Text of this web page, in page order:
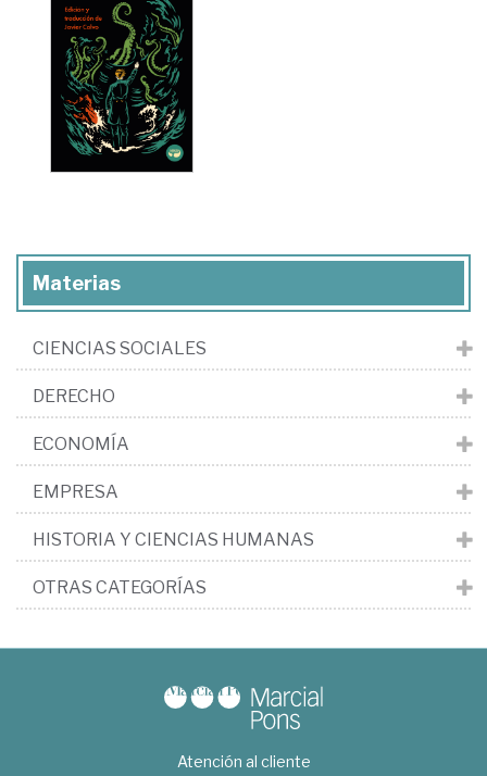
Materias
CIENCIAS SOCIALES
DERECHO
ECONOMÍA
EMPRESA
HISTORIA Y CIENCIAS HUMANAS
OTRAS CATEGORÍAS
Atención al cliente